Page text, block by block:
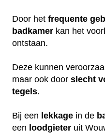
Door het frequente
badkamer kan het
ontstaan.
Deze kunnen
maar ook door slecht
tegels.
Bij een lekkage in de
een loodgieter uit